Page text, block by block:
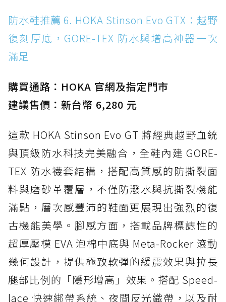
防水鞋推薦 6. HOKA Stinson Evo GTX：越野
復刻厚底，GORE-TEX 防水與增高神器一次
滿足
購買通路：HOKA 官網及指定門市
建議售價：新台幣 6,280 元
這款 HOKA Stinson Evo GT 將經典越野血統
與頂級防水科技完美融合，全鞋內建 GORE-
TEX 防水襪套結構，搭配高質感的防撕裂面
料與磨砂革覆層，不僅防潑水與抗撕裂機能
滿點，層次感豐沛的鞋面更展現出強烈的復
古機能美學。腳感方面，搭載品牌標誌性的
超厚壓模 EVA 泡棉中底與 Meta-Rocker 滾動
幾何設計，提供極致軟彈的緩震效果與拉長
腿部比例的「隱形增高」效果。搭配 Speed-
lace 快速綁帶系統、夜間反光織帶，以及耐